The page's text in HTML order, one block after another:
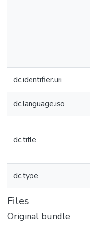
dc.identifier.uri
dc.language.iso
dc.title
dc.type
Files
Original bundle